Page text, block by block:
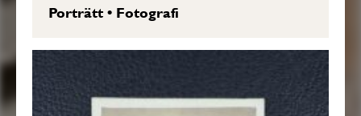
Porträtt• Fotografi